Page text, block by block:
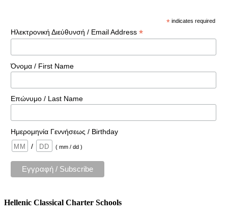
* indicates required
Ηλεκτρονική Διεύθυνσή / Email Address *
Όνομα / First Name
Επώνυμο / Last Name
Ημερομηνία Γεννήσεως / Birthday
/
( mm / dd )
Hellenic Classical Charter Schools